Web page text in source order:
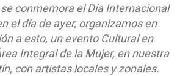
conmemora el Día Internacional
el día de ayer, organizamos en
a esto, un evento Cultural en
Integral de la Mujer, en nuestra
con artistas locales y zonales.